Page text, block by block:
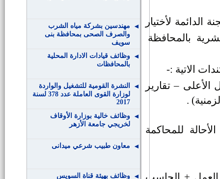
لأختيار
بالمحافظة
– تقارير
.
للمحاكمة
مهندسين بشركة مياه الشرب
والصرف الصحى بمحافظة بنى
سويف
وظائف قيادات الادارة المحلية
بالمحافظات
النشرة القومية للتشغيل والواردة
لوزارة القوى العاملة عدد 378 لسنة
2017
وظائف خالية بوزارة الأوقاف
لخريجي جامعة الأزهر
معاون طبيب شرعي ميدانى
وظائف بهيئة قناة السويس